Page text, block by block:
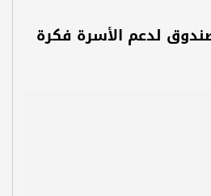
لدعم الأسرة فكرة